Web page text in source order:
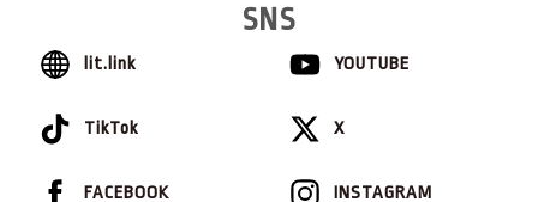
SNS
lit.link YOUTUBE
TikTok X
INSTAGRAM
FACEBOOK